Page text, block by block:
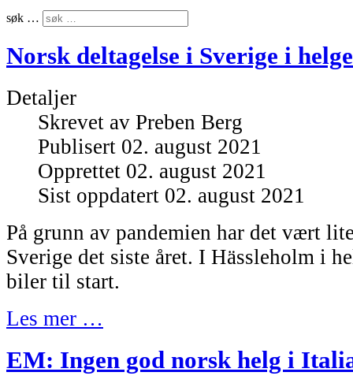
søk …
Norsk deltagelse i Sverige i
Detaljer
Skrevet av Preben Berg
Publisert 02. august 2021
Opprettet 02. august 2021
Sist oppdatert 02. august 2021
På grunn av pandemien har det vært
Sverige det siste året. I Hässleholm i
biler til start.
Les mer …
EM: Ingen god norsk helg i